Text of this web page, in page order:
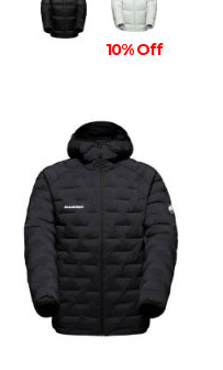
10% Off